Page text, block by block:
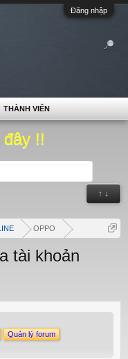
Đăng nhập
đây !!
↑ ↓
OPPO
tài khoản
Quản lý forum
THÀNH VIÊN